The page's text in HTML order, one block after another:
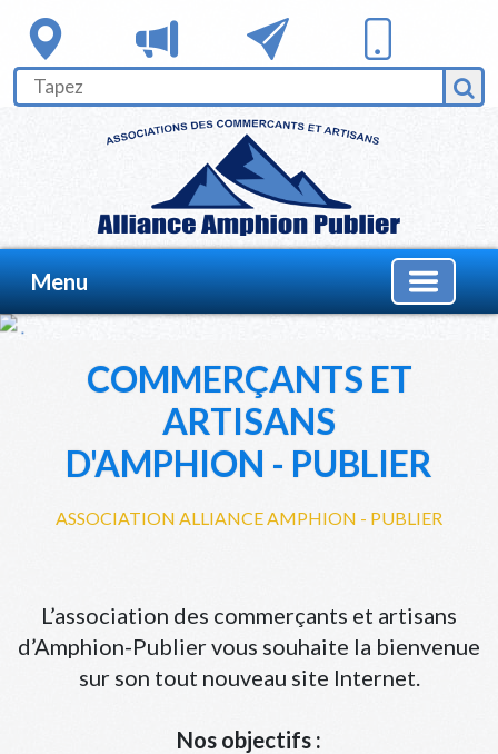
Menu
COMMERÇANTS ET
ARTISANS
D'AMPHION - PUBLIER
ASSOCIATION ALLIANCE AMPHION - PUBLIER
L’association des commerçants et artisans
d’Amphion-Publier vous souhaite la bienvenue
sur son tout nouveau site Internet.
Nos objectifs :